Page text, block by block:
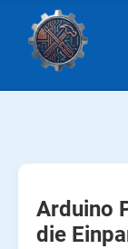
Arduino
die